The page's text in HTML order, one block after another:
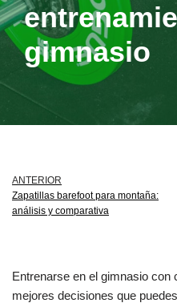
gimnasio
ANTERIOR
Zapatillas barefoot para montaña:
análisis y comparativa
Entrenarse en el gimnasio con
mejores decisiones que